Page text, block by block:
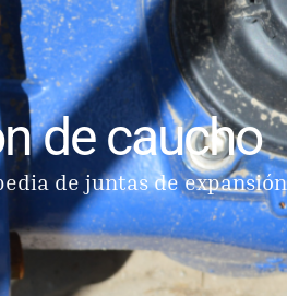
de caucho
de juntas de